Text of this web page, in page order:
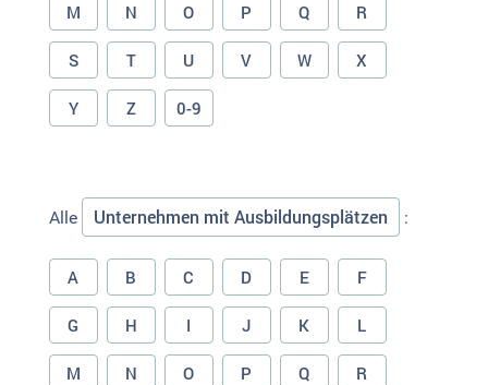
M N O P Q R
S T U V W X
Y Z 0-9
Alle Unternehmen mit Ausbildungsplätzen :
A B C D E F
G H I J K L
M N O P Q R